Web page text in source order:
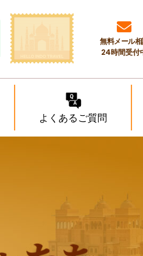
無料メール
24時間受付
よくあるご質問